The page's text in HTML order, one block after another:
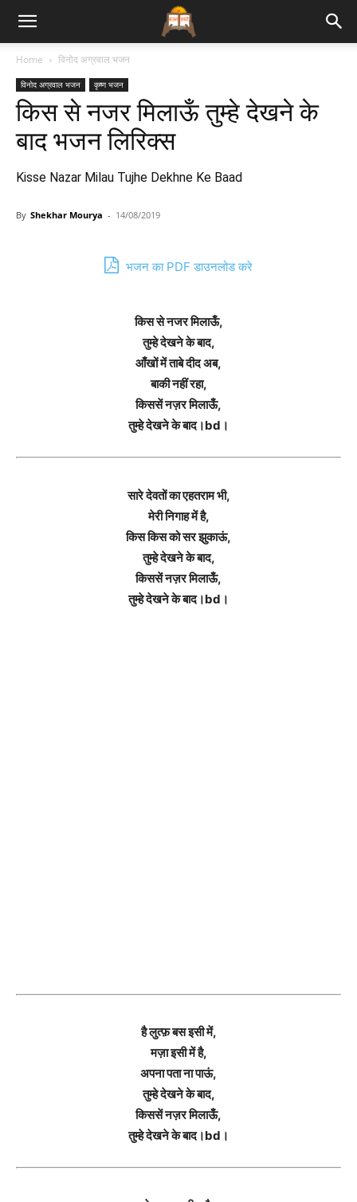
Bhajan
Lyrics
Home विनोद अग्रवाल भजन
विनोद अग्रवाल भजन कृष्ण भजन
किस से नजर मिलाऊँ तुम्हे देखने के
बाद भजन लिरिक्स
Kisse Nazar Milau Tujhe Dekhne Ke Baad
By Shekhar Mourya - 14/08/2019
भजन का PDF डाउनलोड करे
किस से नजर मिलाऊँ,
तुम्हे देखने के बाद,
आँखों में ताबे दीद अब,
बाकी नहीं रहा,
किससें नज़र मिलाऊँ,
तुम्हे देखने के बाद।bd।
सारे देवतों का एहतराम भी,
मेरी निगाह में है,
किस किस को सर झुकाऊं,
तुम्हे देखने के बाद,
किससें नज़र मिलाऊँ,
तुम्हे देखने के बाद।bd।
है लुत्फ़ बस इसी में,
मज़ा इसी में है,
अपना पता ना पाऊं,
तुम्हे देखने के बाद,
किससें नज़र मिलाऊँ,
तुम्हे देखने के बाद।bd।